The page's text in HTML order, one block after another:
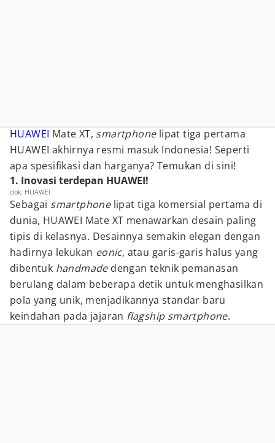
HUAWEI Mate XT, smartphone lipat tiga pertama
HUAWEI akhirnya resmi masuk Indonesia! Seperti
apa spesifikasi dan harganya? Temukan di sini!
1. Inovasi terdepan HUAWEI!
dok. HUAWEI
Sebagai smartphone lipat tiga komersial pertama di
dunia, HUAWEI Mate XT menawarkan desain paling
tipis di kelasnya. Desainnya semakin elegan dengan
hadirnya lekukan eonic, atau garis-garis halus yang
dibentuk handmadedengan teknik pemanasan
berulang dalam beberapa detik untuk menghasilkan
pola yang unik, menjadikannya standar baru
keindahan pada jajaran flagship smartphone.